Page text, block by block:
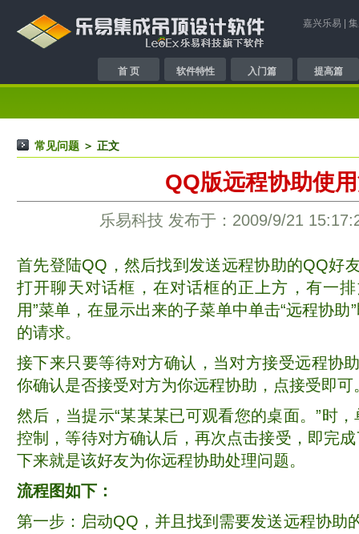
嘉兴乐易
首 页 软件特性 入门篇 提高篇
常见问题 ＞ 正文
QQ版远程协助使
乐易科技 发布于：2009/9/21
首先登陆QQ，然后找到发送远程协助的QQ好
打开聊天对话框，在对话框的正上方，有一
用”菜单，在显示出来的子菜单中单击“远程协
的请求。
接下来只要等待对方确认，当对方接受远程协
你确认是否接受对方为你远程协助，点接受即可
然后，当提示“某某某已可观看您的桌面。”时
控制，等待对方确认后，再次点击接受，即完
下来就是该好友为你远程协助处理问题。
流程图如下：
第一步：启动QQ，并且找到需要发送远程协助